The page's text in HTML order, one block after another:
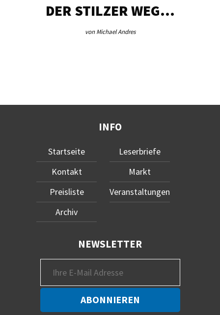
DER STILZER WEG…
von Michael Andres
INFO
Startseite
Kontakt
Preisliste
Archiv
Leserbriefe
Markt
Veranstaltungen
NEWSLETTER